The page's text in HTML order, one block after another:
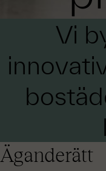
Vi
Äganderätt